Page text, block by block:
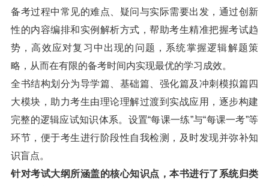
备考过程中常见的难点、疑问与实际需要出发，通过创新
性的内容编排和实例解析方式，帮助考生精准把握考试趋
势，高效应对复习中出现的问题，系统掌握逻辑解题策
略，从而在有限的备考时间内实现最优的学习成效。
全书结构划分为导学篇、基础篇、强化篇及冲刺模拟篇四
大模块，助力考生由理论理解过渡到实战应用，逐步构建
完整的逻辑应试知识体系。设置“每课一练”与“每课一考”等
环节，便于考生进行阶段性自我检测，及时发现并弥补知
识盲点。
针对考试大纲所涵盖的核心知识点，本书进行了系统归类